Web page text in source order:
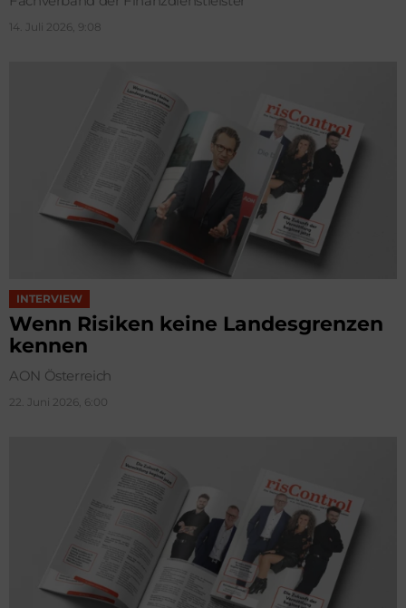
14. Juli 2026, 9:08
INTERVIEW
Wenn Risiken keine Landesgrenzen
kennen
AON Österreich
22. Juni 2026, 6:00